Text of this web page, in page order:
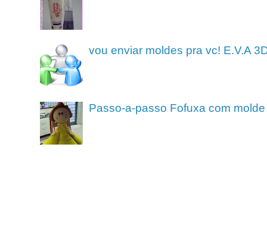
vou enviar moldes pra vc! E.V.A
Passo-a-passo Fofuxa com molde